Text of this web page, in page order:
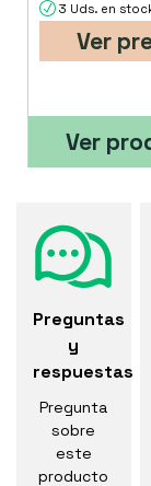
3 Uds. en
Ver
Ver
Preguntas
y
respuestas
Pregunta
sobre
este
producto